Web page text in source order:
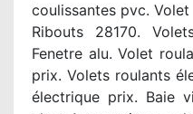
coulissantes pvc.
Ribouts 28170.
Fenetre alu. Volet
prix. Volets roulants
électrique prix. Baie